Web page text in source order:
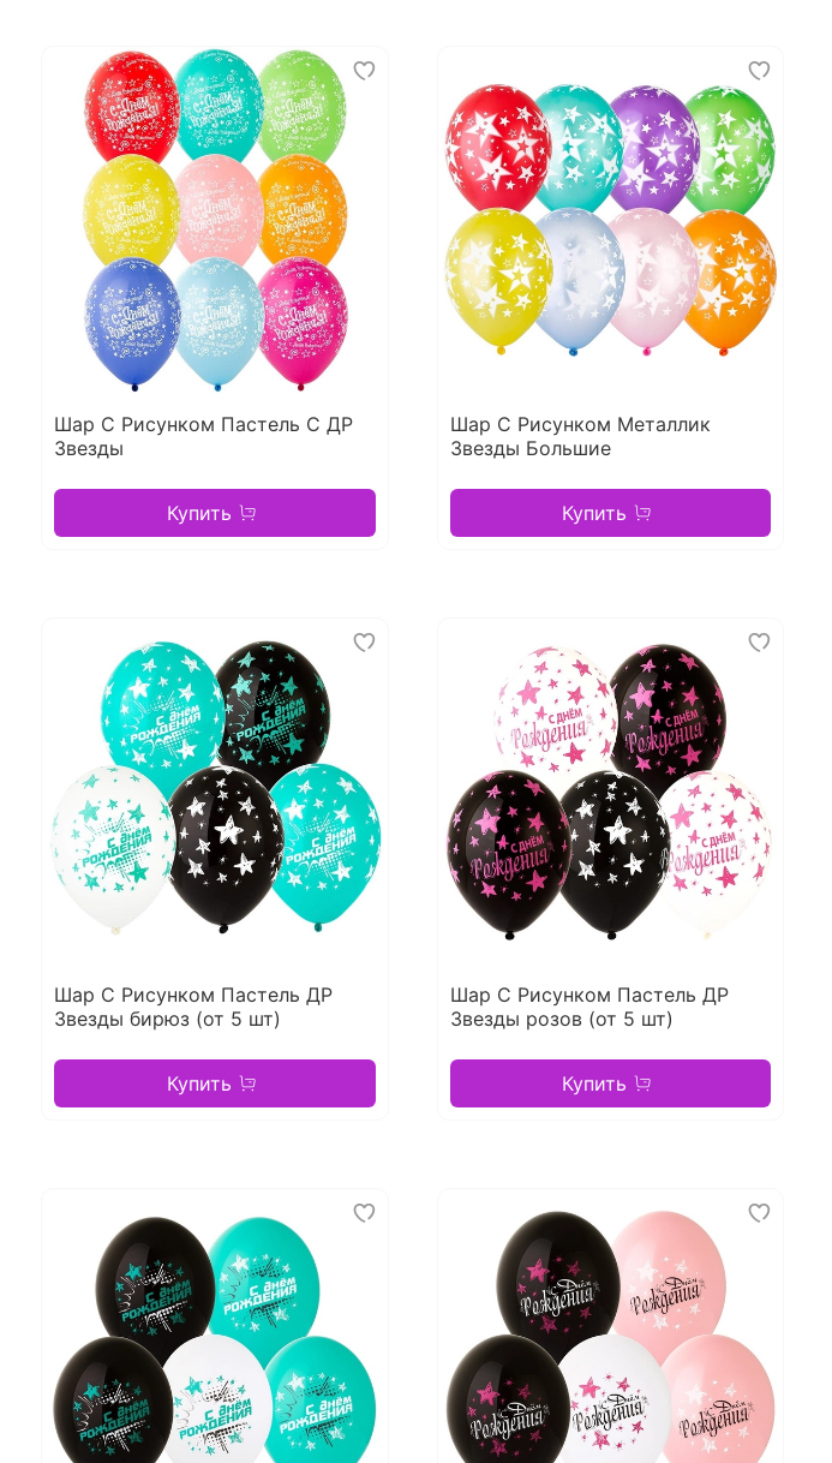
Шар С Рисунком Пастель С ДР
Звезды
Купить
Шар С Рисунком Металлик
Звезды Большие
Купить
Шар С Рисунком Пастель ДР
Звезды бирюз (от 5 шт)
Купить
Шар С Рисунком Пастель ДР
Звезды розов (от 5 шт)
Купить